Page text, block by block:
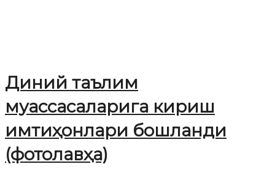
Диний таълим
муассасаларига кириш
имтиҳонлари бошланди
(фотолавҳа)